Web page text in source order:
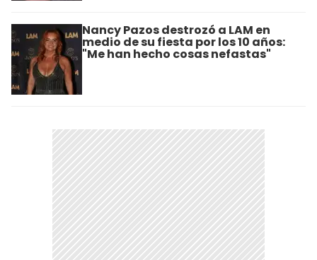
Nancy Pazos destrozó a LAM en
medio de su fiesta por los 10 años:
"Me han hecho cosas nefastas"